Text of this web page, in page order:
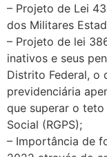
– Projeto de Lei
dos Militares
– Projeto de lei
inativos e seus
Distrito Federal, o
previdenciária
que superar o teto
Social (RGPS);
– Importância de